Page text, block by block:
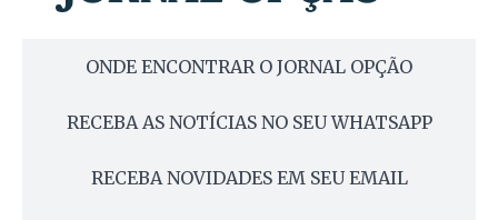
ONDE ENCONTRAR O JORNAL OPÇÃO
RECEBA AS NOTÍCIAS NO SEU WHATSAPP
RECEBA NOVIDADES EM SEU EMAIL